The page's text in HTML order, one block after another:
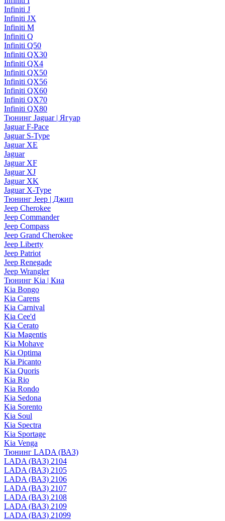
Infiniti J
Infiniti JX
Infiniti M
Infiniti Q
Infiniti Q50
Infiniti QX30
Infiniti QX4
Infiniti QX50
Infiniti QX56
Infiniti QX60
Infiniti QX70
Infiniti QX80
Тюнинг Jaguar | Ягуар
Jaguar F-Pace
Jaguar S-Type
Jaguar XE
Jaguar
Jaguar XF
Jaguar XJ
Jaguar XK
Jaguar X-Type
Тюнинг Jeep | Джип
Jeep Cherokee
Jeep Commander
Jeep Compass
Jeep Grand Cherokee
Jeep Liberty
Jeep Patriot
Jeep Renegade
Jeep Wrangler
Тюнинг Kia | Киа
Kia Bongo
Kia Carens
Kia Carnival
Kia Cee'd
Kia Cerato
Kia Magentis
Kia Mohave
Kia Optima
Kia Picanto
Kia Quoris
Kia Rio
Kia Rondo
Kia Sedona
Kia Sorento
Kia Soul
Kia Spectra
Kia Sportage
Kia Venga
Тюнинг LADA (ВАЗ)
LADA (ВАЗ) 2104
LADA (ВАЗ) 2105
LADA (ВАЗ) 2106
LADA (ВАЗ) 2107
LADA (ВАЗ) 2108
LADA (ВАЗ) 2109
LADA (ВАЗ) 21099